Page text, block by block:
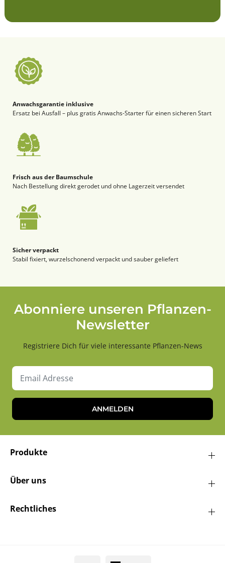
Anwachsgarantie inklusive
Ersatz bei Ausfall – plus gratis Anwachs-Starter für einen sicheren Start
Frisch aus der Baumschule
Nach Bestellung direkt gerodet und ohne Lagerzeit versendet
Sicher verpackt
Stabil fixiert, wurzelschonend verpackt und sauber geliefert
Abonniere unseren Pflanzen-
Newsletter
Registriere Dich für viele interessante Pflanzen-News
ANMELDEN
Produkte
Über uns
Rechtliches